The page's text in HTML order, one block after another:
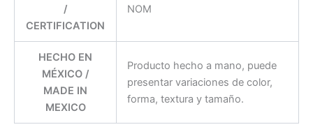
/
CERTIFICATION
NOM
HECHO EN
MÉXICO /
MADE IN
MEXICO
Producto hecho a mano, puede
presentar variaciones de color,
forma, textura y tamaño.